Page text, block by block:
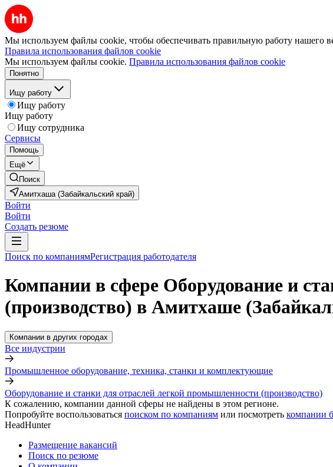
Мы используем файлы cookie, чтобы обеспечивать правильную работу нашего
Правила использования файлов cookie
Мы используем файлы cookie. Правила использования файлов cookie
Понятно
Ищу работу
Ищу работу
Ищу работу
Ищу сотрудника
Сервисы
Помощь
Ещё
Поиск
Амитхаша (Забайкальский край)
Войти
Войти
Создать резюме
Поиск по компаниямРегистрация работодателя
Компании в сфере Оборудование и
(производство) в Амитхаше
Компании в других городах
Все индустрии
Промышленное оборудование, техника, станки и комплектующие
Оборудование и станки для отраслей легкой промышленности (производство)
К сожалению, компании данной сферы не найдены в этом регионе.
Попробуйте воспользоваться поиском по компаниям или посмотреть компании
HeadHunter
Размещение вакансий
Поиск по резюме